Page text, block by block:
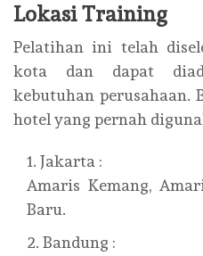
Lokasi Training
Pelatihan ini telah
kota dan dapat
kebutuhan perusahaan.
hotel yang pernah
Jakarta :
Amaris Kemang,
Baru.
Bandung :